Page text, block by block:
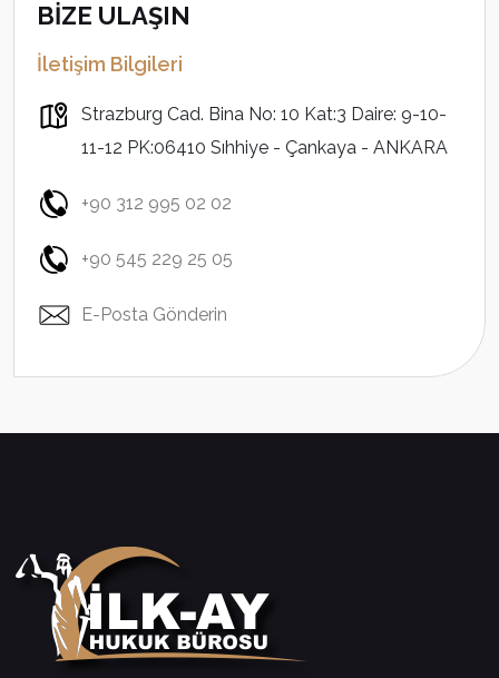
BİZE ULAŞIN
İletişim Bilgileri
Strazburg Cad. Bina No: 10 Kat:3 Daire: 9-10-
11-12 PK:06410 Sıhhiye - Çankaya - ANKARA
+90 312 995 02 02
+90 545 229 25 05
E-Posta Gönderin